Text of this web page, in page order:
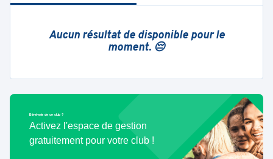
Aucun résultat de disponible pour le
moment. 😔
Bénévole de ce club ?
Activez l'espace de gestion
gratuitement pour votre club !